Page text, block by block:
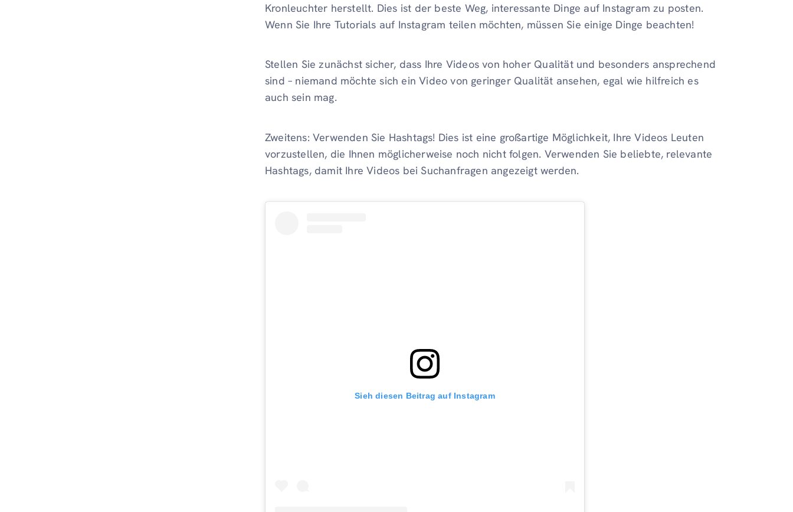
Kronleuchter herstellt. Dies ist der beste Weg, interessante Dinge auf Instagram zu posten.
Wenn Sie Ihre Tutorials auf Instagram teilen möchten, müssen Sie einige Dinge beachten!
Stellen Sie zunächst sicher, dass Ihre Videos von hoher Qualität und besonders ansprechend
sind – niemand möchte sich ein Video von geringer Qualität ansehen, egal wie hilfreich es
auch sein mag.
Zweitens: Verwenden Sie Hashtags! Dies ist eine großartige Möglichkeit, Ihre Videos Leuten
vorzustellen, die Ihnen möglicherweise noch nicht folgen. Verwenden Sie beliebte, relevante
Hashtags, damit Ihre Videos bei Suchanfragen angezeigt werden.
Sieh diesen Beitrag auf Instagram